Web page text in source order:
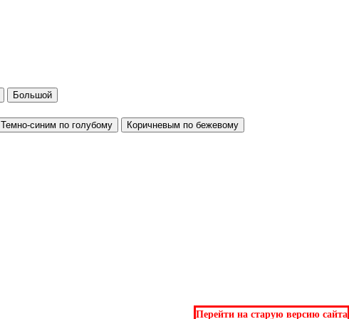
Большой
Темно-синим по голубому Коричневым по бежевому
Перейти на старую версию сайта